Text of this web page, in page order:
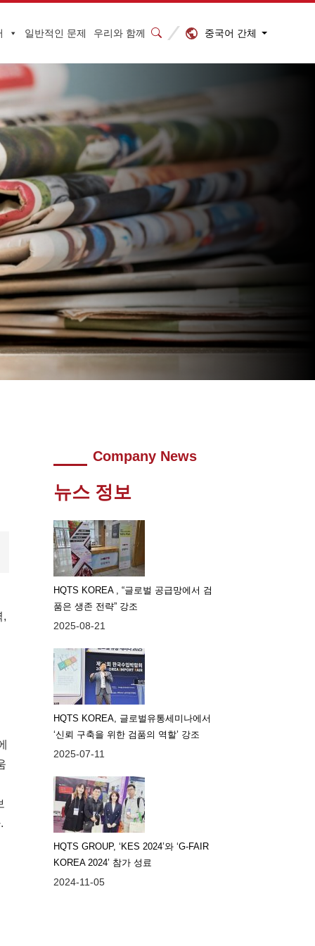
일반적인 문제 우리와 함께 중국어 간체
,
Company News
뉴스 정보
HQTS KOREA , “글로벌 공급망에서 검
품은 생존 전략” 강조
2025-08-21
HQTS KOREA, 글로벌유통세미나에서
‘신뢰 구축을 위한 검품의 역할’ 강조
2025-07-11
HQTS GROUP, ‘KES 2024’와 ‘G-FAIR
KOREA 2024’ 참가 성료
2024-11-05